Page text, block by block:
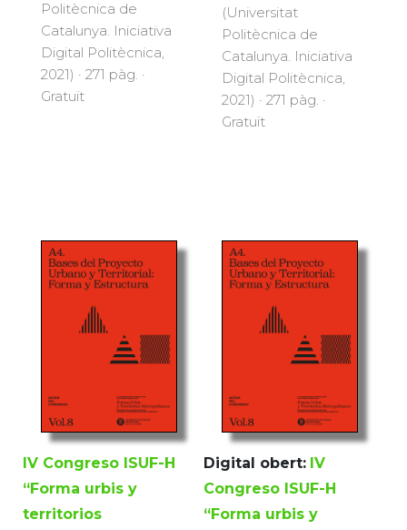
Politècnica de
Catalunya. Iniciativa
Digital Politècnica,
2021) · 271 pàg. ·
Gratuït
(Universitat
Politècnica de
Catalunya. Iniciativa
Digital Politècnica,
2021) · 271 pàg. ·
Gratuït
IV Congreso ISUF-H
“Forma urbis y
territorios
Digital obert: IV
Congreso ISUF-H
“Forma urbis y